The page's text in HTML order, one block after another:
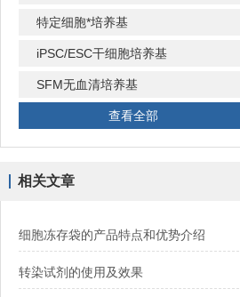
特定细胞*培养基
iPSC/ESC干细胞培养基
SFM无血清培养基
查看全部
相关文章
细胞冻存袋的产品特点和优势介绍
转染试剂的使用及效果